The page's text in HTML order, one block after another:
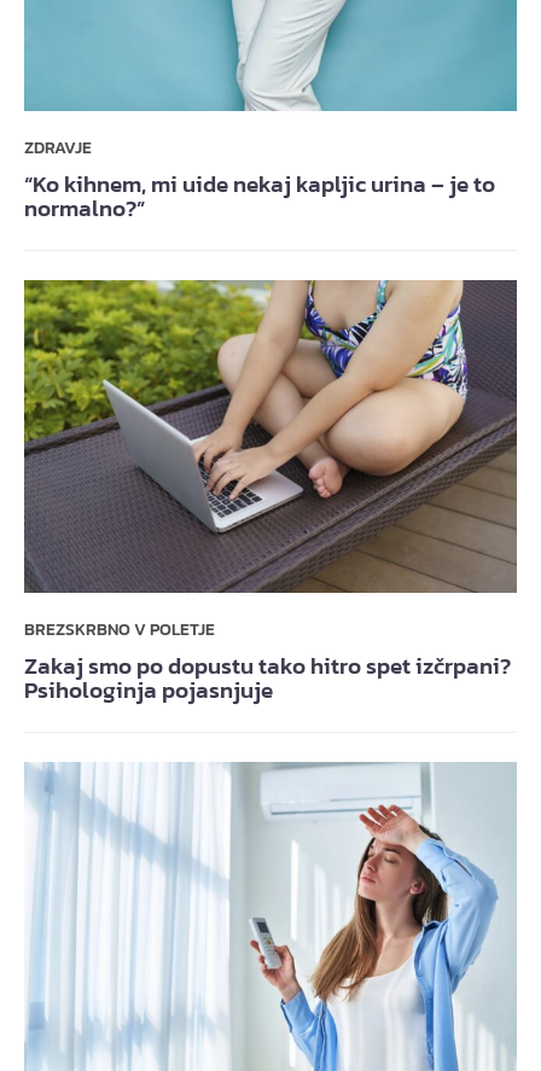
ZDRAVJE
“Ko kihnem, mi uide nekaj kapljic urina – je to
normalno?”
BREZSKRBNO V POLETJE
Zakaj smo po dopustu tako hitro spet izčrpani?
Psihologinja pojasnjuje